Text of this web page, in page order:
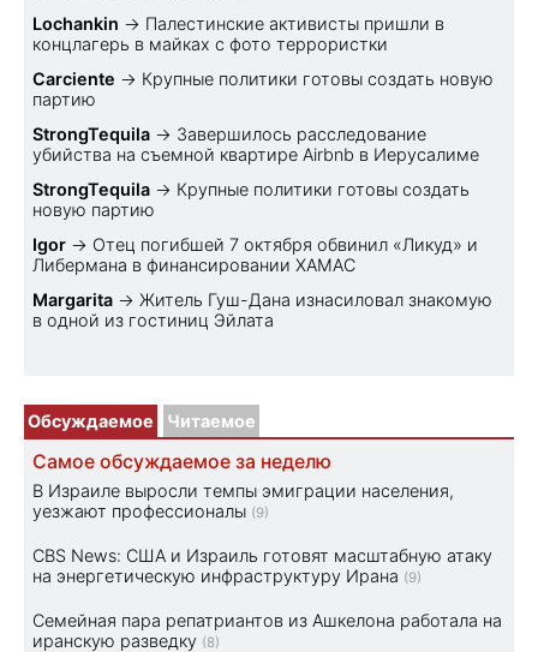
Lochankin → Палестинские активисты пришли в
концлагерь в майках с фото террористки
Carciente → Крупные политики готовы создать новую
партию
StrongTequila → Завершилось расследование
убийства на съемной квартире Airbnb в Иерусалиме
StrongTequila → Крупные политики готовы создать
новую партию
Igor → Отец погибшей 7 октября обвинил «Ликуд» и
Либермана в финансировании ХАМАС
Margarita → Житель Гуш-Дана изнасиловал знакомую
в одной из гостиниц Эйлата
Обсуждаемое Читаемое
Самое обсуждаемое за неделю
В Израиле выросли темпы эмиграции населения,
уезжают профессионалы (9)
CBS News: США и Израиль готовят масштабную атаку
на энергетическую инфраструктуру Ирана (9)
Семейная пара репатриантов из Ашкелона работала на
иранскую разведку (8)